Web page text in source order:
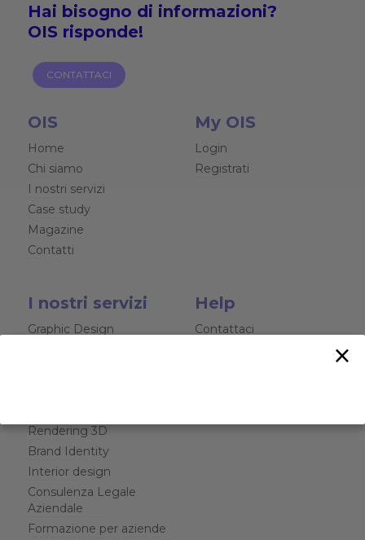
Hai bisogno di informazioni?
OIS risponde!
CONTATTACI
OIS
Home
Chi siamo
I nostri servizi
Case study
Magazine
Contatti
My OIS
Login
Registrati
I nostri servizi
Graphic Design
Rendering 3D
Brand Identity
Interior design
Consulenza Legale
Aziendale
Formazione per aziende
Help
Contattaci
×